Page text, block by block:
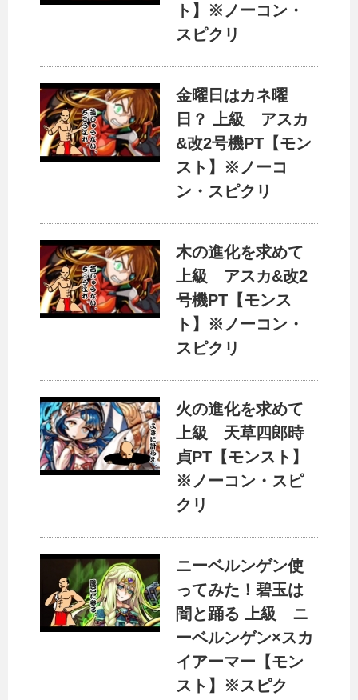
ト】※ノーコン・
スピクリ
金曜日はカネ曜
日？ 上級 アスカ
&改2号機PT【モン
スト】※ノーコ
ン・スピクリ
木の進化を求めて
上級 アスカ&改2
号機PT【モンス
ト】※ノーコン・
スピクリ
火の進化を求めて
上級 天草四郎時
貞PT【モンスト】
※ノーコン・スピ
クリ
ニーベルンゲン使
ってみた！碧玉は
闇と踊る 上級 ニ
ーベルンゲン×スカ
イアーマー【モン
スト】※スピク